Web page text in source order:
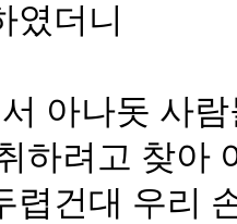
였더니
아나돗 사
하려고 찾아
렵건대 우리